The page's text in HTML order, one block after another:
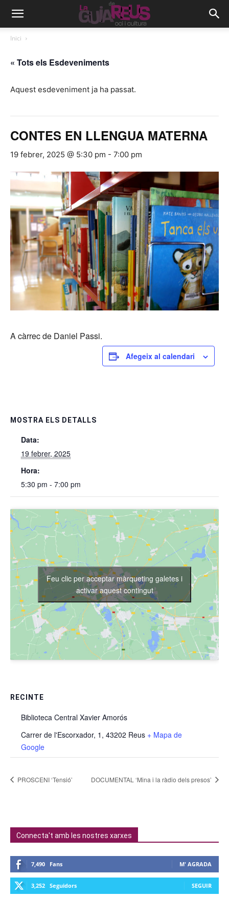
Inici
« Tots els Esdeveniments
Aquest esdeveniment ja ha passat.
CONTES EN LLENGUA MATERNA
19 febrer, 2025 @ 5:30 pm - 7:00 pm
A càrrec de Daniel Passi.
Afegeix al calendari
MOSTRA ELS DETALLS
Data:
19 febrer, 2025
Hora:
5:30 pm - 7:00 pm
RECINTE
Biblioteca Central Xavier Amorós
Carrer de l'Escorxador, 1, 43202 Reus + Mapa de
Google
Feu clic per acceptar màrqueting galetes i
activar aquest contingut
PROSCENI ‘Tensió’ DOCUMENTAL ‘Mina i la ràdio dels presos’
Connecta't amb les nostres xarxes
7,490 Fans M' AGRADA
3,252 Seguidors SEGUIR